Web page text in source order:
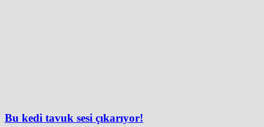
Bu kedi tavuk sesi çıkarıyor!